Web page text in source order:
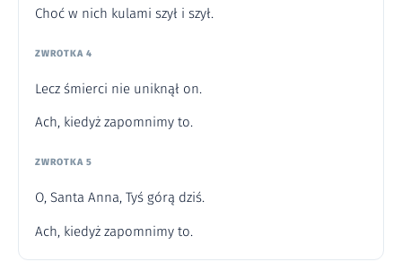
Choć w nich kulami szył i szył.
ZWROTKA 4
Lecz śmierci nie uniknął on.
Ach, kiedyż zapomnimy to.
ZWROTKA 5
O, Santa Anna, Tyś górą dziś.
Ach, kiedyż zapomnimy to.